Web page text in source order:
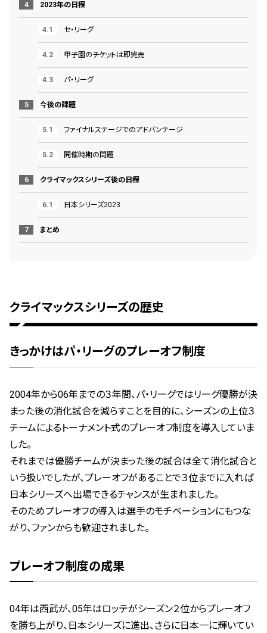
2023年の日程
セ・リーグ
甲子園のチケットは即完売
パ・リーグ
今後の課題
ファイナルステージでのアドバンテージ
開催時期の問題
クライマックスシリーズ後の日程
日本シリーズ2023
まとめ
クライマックスシリーズの歴史
きっかけはパ・リーグのプレーオフ制度
2004年から06年までの３年間、パ・リーグではリーグ優勝が決
まった後の消化試合を減らすことを目的に、シーズンの上位３
チームによるトーナメント式のプレーオフ制度を導入していま
した。
それまでは優勝チームが決まった後の試合は全て消化試合と
いう扱いでしたが、プレーオフがあることで３位までに入れば
日本シリーズへ出場できるチャンスが生まれました。
そのためプレーオフの導入は選手のモチベーションにもつな
がり、ファンからも歓迎されました。
プレーオフ制度の成果
04年は西武が、05年はロッテがシーズン２位からプレーオフ
を勝ち上がり、日本シリーズに進出、さらに日本一に輝いてい